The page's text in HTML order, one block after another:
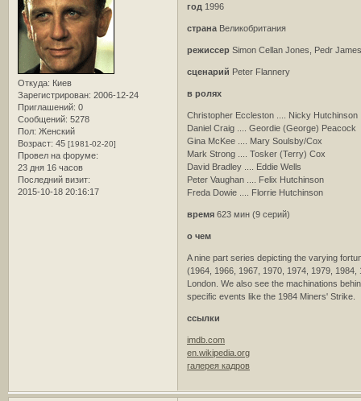
Откуда: Киев
Зарегистрирован: 2006-12-24
Приглашений: 0
Сообщений: 5278
Пол: Женский
Возраст: 45 [1981-02-20]
Провел на форуме:
23 дня 16 часов
Последний визит:
2015-10-18 20:16:17
год 1996
страна Великобритания
режиссер Simon Cellan Jones, Pedr
сценарий Peter Flannery
в ролях
Christopher Eccleston .... Nicky Hutchinson
Daniel Craig .... Geordie (George) Peacock
Gina McKee .... Mary Soulsby/Cox
Mark Strong .... Tosker (Terry) Cox
David Bradley .... Eddie Wells
Peter Vaughan .... Felix Hutchinson
Freda Dowie .... Florrie Hutchinson
время 623 мин (9 серий)
о чем
A nine part series depicting the varying
(1964, 1966, 1967, 1970, 1974, 1979,
London. We also see the machinations
specific events like the 1984 Miners' Strike.
ссылки
imdb.com
en.wikipedia.org
галерея кадров